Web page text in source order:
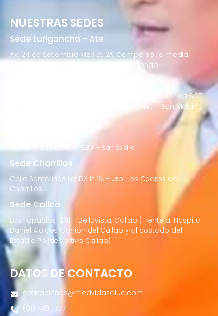
NUESTRAS SEDES
Sede Lurigancho - Ate
Av. 24 de Setiembre Mz. I Lt. 2A, Campo sol, a media
cuadra del Paradero Cabana, Carapongo.
Av. Francisco Bolognesi Nro. 101 Urb. Mesa Redonda SCT
02 (Esquina con Av. Gerardo Unger 7049) – San Martin
Javier Prado Este N°1530 – San Isidro
Sede Chorrillos
Calle Santa Inés Mz D3 Lt 16 – Urb. Los Cedros de
Chorrillos
Sede Callao
Los Topacios 1291 – Bellavista, Callao (Frente al Hospital
Daniel Alcides Carrión del Callao y al costado del
Estadio Polideportivo Callao)
DATOS DE CONTACTO
cotizaciones@medvidasalud.com
(01) 748-1577